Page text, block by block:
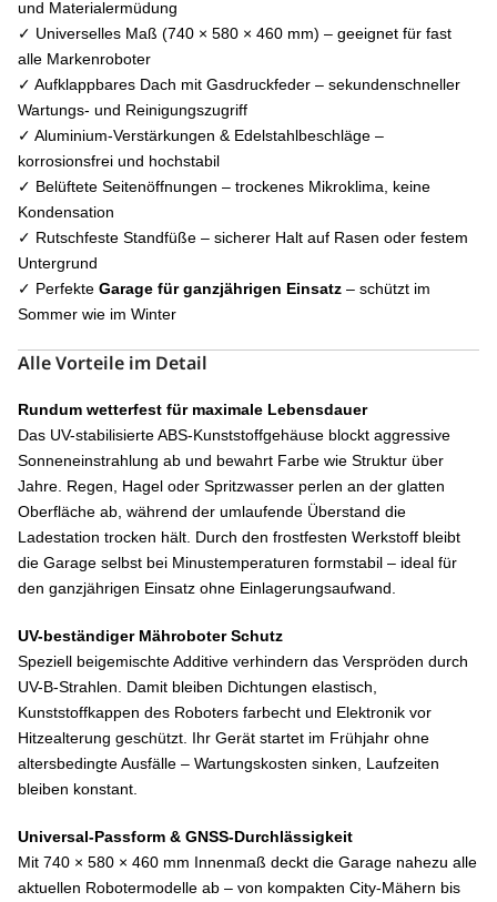
und Materialermüdung
✓ Universelles Maß (740 × 580 × 460 mm) – geeignet für fast
alle Marken­roboter
✓ Aufklappbares Dach mit Gasdruckfeder – sekundenschneller
Wartungs- und Reinigungs­zugriff
✓ Aluminium-Verstärkungen & Edelstahlbeschläge –
korrosionsfrei und hochstabil
✓ Belüftete Seitenöffnungen – trockenes Mikroklima, keine
Kondensation
✓ Rutschfeste Standfüße – sicherer Halt auf Rasen oder festem
Untergrund
✓ Perfekte Garage für ganzjährigen Einsatz – schützt im
Sommer wie im Winter
Alle Vorteile im Detail
Rundum wetterfest für maximale Lebensdauer
Das UV-stabilisierte ABS-Kunststoffgehäuse blockt aggressive
Sonneneinstrahlung ab und bewahrt Farbe wie Struktur über
Jahre. Regen, Hagel oder Spritzwasser perlen an der glatten
Oberfläche ab, während der umlaufende Überstand die
Ladestation trocken hält. Durch den frostfesten Werkstoff bleibt
die Garage selbst bei Minustemperaturen formstabil – ideal für
den ganzjährigen Einsatz ohne Einlagerungsaufwand.
UV-beständiger Mähroboter Schutz
Speziell beigemischte Additive verhindern das Verspröden durch
UV-B-Strahlen. Damit bleiben Dichtungen elastisch,
Kunststoffkappen des Roboters farbecht und Elektronik vor
Hitzealterung geschützt. Ihr Gerät startet im Frühjahr ohne
altersbedingte Ausfälle – Wartungs­kosten sinken, Laufzeiten
bleiben konstant.
Universal-Passform & GNSS-Durchlässigkeit
Mit 740 × 580 × 460 mm Innenmaß deckt die Garage nahezu alle
aktuellen Robotermodelle ab – von kompakten City-Mähern bis